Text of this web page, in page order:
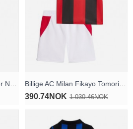
390.74NOK 1.030.46NOK